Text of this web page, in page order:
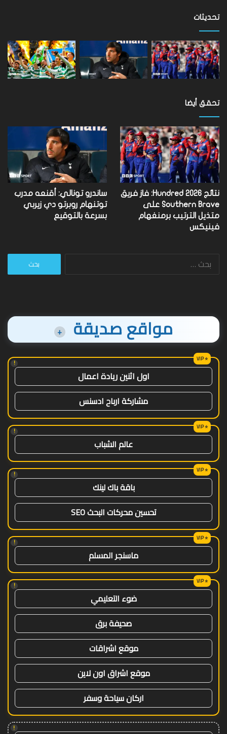
مستوى
العالم
تحديثات
تحقق أيضا
نتائج Hundred 2026: فاز فريق
Southern Brave على
متذيل الترتيب برمنغهام
فينيكس
ساندرو تونالي: أقنعه مدرب
توتنهام روبرتو دي زيربي
بسرعة بالتوقيع
البحث
مواقع صديقة +
!
اول اثنين ريادة اعمال
مشاركة ارباح ادسنس
!
عالم الشباب
!
باقة باك لينك
تحسين محركات البحث SEO
!
ماسنجر المسلم
!
ضوء التعليمي
صحيفة برق
موقع اشراقات
موقع اشراق اون لاين
اركان سياحة وسفر
!